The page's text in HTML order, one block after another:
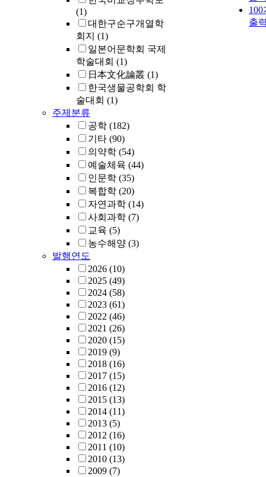
(1)
대한구순구개열학
회지 (1)
일본어문학회 국제
학술대회 (1)
日本文化論叢 (1)
한국생물공학회 학
술대회 (1)
주제분류
공학 (182)
기타 (90)
의약학 (54)
예술체육 (44)
인문학 (35)
복합학 (20)
자연과학 (14)
사회과학 (7)
교육 (5)
농수해양 (3)
발행연도
2026 (10)
2025 (49)
2024 (58)
2023 (61)
2022 (46)
2021 (26)
2020 (15)
2019 (9)
2018 (16)
2017 (15)
2016 (12)
2015 (13)
2014 (11)
2013 (5)
2012 (16)
2011 (10)
2010 (13)
2009 (7)
출